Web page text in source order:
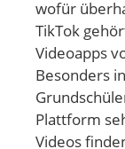
wofür
TikTok
Videoapps
Besonders
Plattform
Videos